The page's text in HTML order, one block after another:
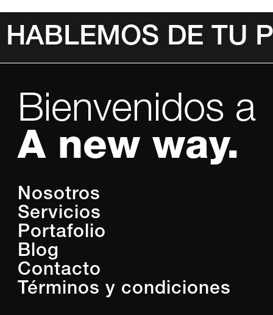
HABLEMOS DE TU
Bienvenidos a
A new way.
Nosotros
Servicios
Portafolio
Blog
Contacto
Términos y condiciones